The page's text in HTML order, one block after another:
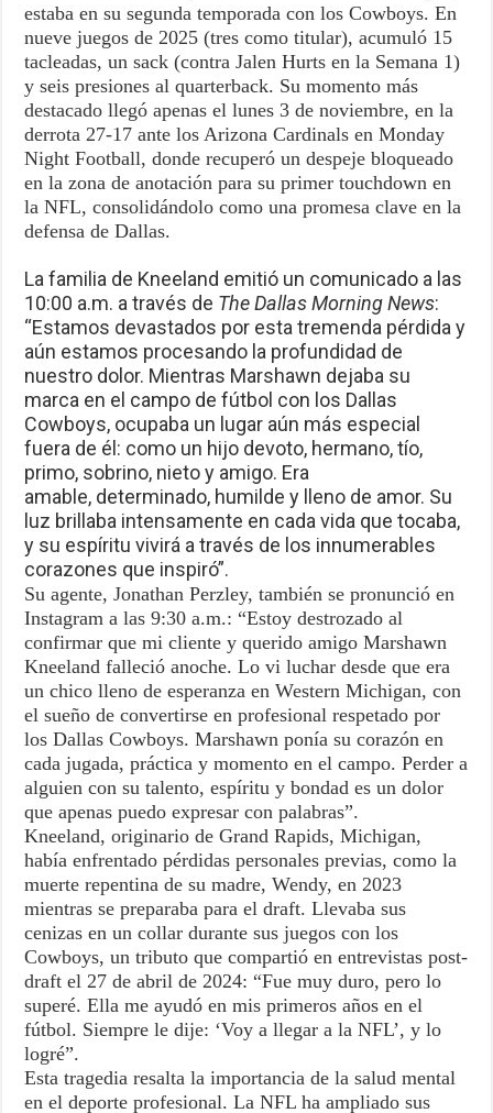
estaba en su segunda temporada con los Cowboys. En
nueve juegos de 2025 (tres como titular), acumuló 15
tacleadas, un sack (contra Jalen Hurts en la Semana 1)
y seis presiones al quarterback. Su momento más
destacado llegó apenas el lunes 3 de noviembre, en la
derrota 27-17 ante los Arizona Cardinals en Monday
Night Football, donde recuperó un despeje bloqueado
en la zona de anotación para su primer touchdown en
la NFL, consolidándolo como una promesa clave en la
defensa de Dallas.
La familia de Kneeland emitió un comunicado a las
10:00 a.m. a través de The Dallas Morning News:
“Estamos devastados por esta tremenda pérdida y
aún estamos procesando la profundidad de
nuestro dolor. Mientras Marshawn dejaba su
marca en el campo de fútbol con los Dallas
Cowboys, ocupaba un lugar aún más especial
fuera de él: como un hijo devoto, hermano, tío,
primo, sobrino, nieto y amigo. Era
amable, determinado, humilde y lleno de amor. Su
luz brillaba intensamente en cada vida que tocaba,
y su espíritu vivirá a través de los innumerables
corazones que inspiró”.
Su agente, Jonathan Perzley, también se pronunció en
Instagram a las 9:30 a.m.: “Estoy destrozado al
confirmar que mi cliente y querido amigo Marshawn
Kneeland falleció anoche. Lo vi luchar desde que era
un chico lleno de esperanza en Western Michigan, con
el sueño de convertirse en profesional respetado por
los Dallas Cowboys. Marshawn ponía su corazón en
cada jugada, práctica y momento en el campo. Perder a
alguien con su talento, espíritu y bondad es un dolor
que apenas puedo expresar con palabras”.
Kneeland, originario de Grand Rapids, Michigan,
había enfrentado pérdidas personales previas, como la
muerte repentina de su madre, Wendy, en 2023
mientras se preparaba para el draft. Llevaba sus
cenizas en un collar durante sus juegos con los
Cowboys, un tributo que compartió en entrevistas post-
draft el 27 de abril de 2024: “Fue muy duro, pero lo
superé. Ella me ayudó en mis primeros años en el
fútbol. Siempre le dije: ‘Voy a llegar a la NFL’, y lo
logré”.
Esta tragedia resalta la importancia de la salud mental
en el deporte profesional. La NFL ha ampliado sus